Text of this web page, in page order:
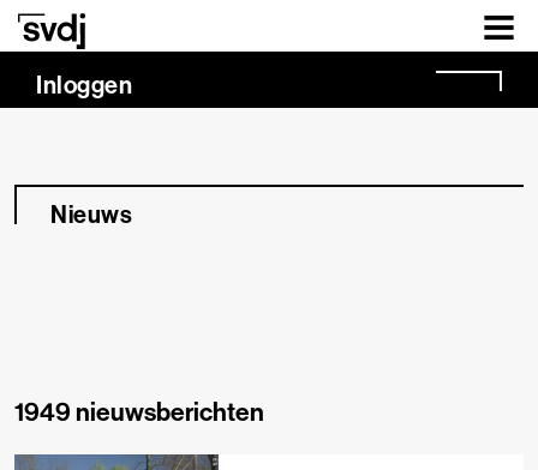
Naar hoofdinhoud
Inloggen
Nieuws
1949 nieuwsberichten